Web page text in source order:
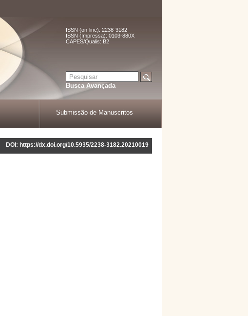
ISSN (on-line): 2238-3182
ISSN (Impressa): 0103-880X
CAPES/Qualis: B2
Busca Avançada
Submissão de Manuscritos
DOI: https://dx.doi.org/10.5935/2238-3182.20210019